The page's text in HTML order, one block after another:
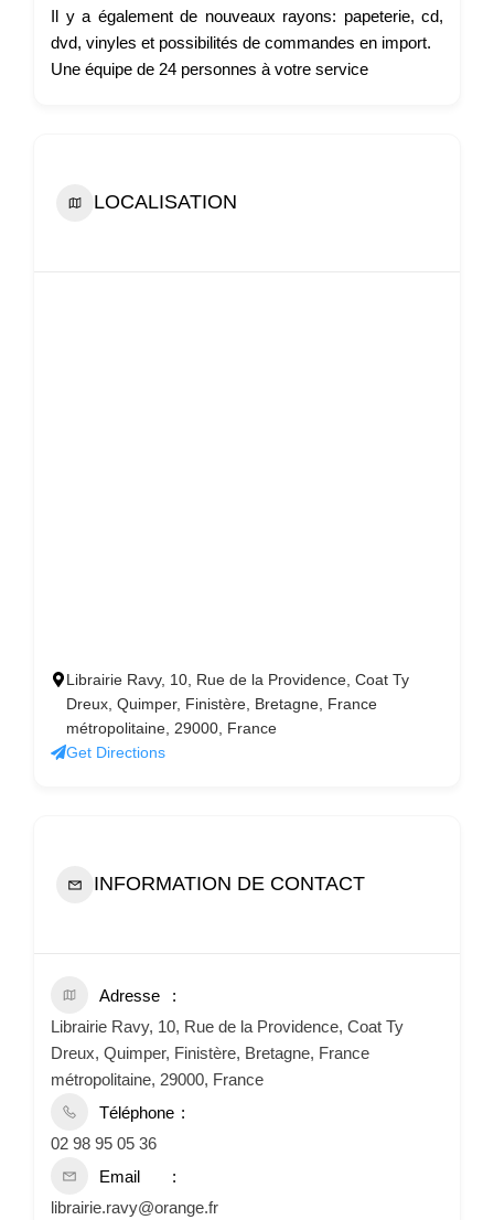
Il y a également de nouveaux rayons: papeterie, cd,
dvd, vinyles et possibilités de commandes en import.
Une équipe de 24 personnes à votre service
LOCALISATION
Librairie Ravy, 10, Rue de la Providence, Coat Ty
Dreux, Quimper, Finistère, Bretagne, France
métropolitaine, 29000, France
Get Directions
INFORMATION DE CONTACT
Adresse
Librairie Ravy, 10, Rue de la Providence, Coat Ty
Dreux, Quimper, Finistère, Bretagne, France
métropolitaine, 29000, France
Téléphone
02 98 95 05 36
Email
librairie.ravy@orange.fr